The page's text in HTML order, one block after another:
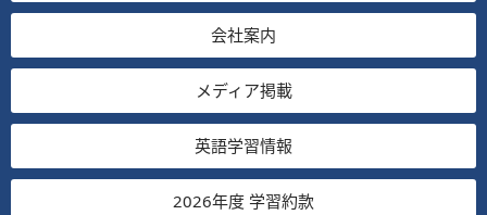
会社案内
メディア掲載
英語学習情報
2026年度 学習約款